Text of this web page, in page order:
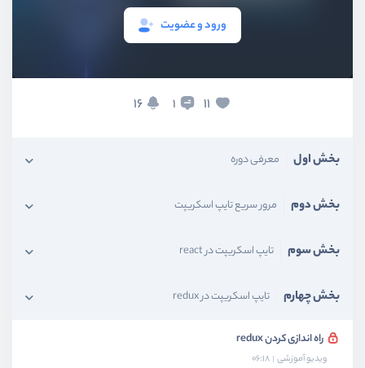
ورود و عضویت
11
1
16
بخش اول معرفی دوره
بخش دوم مرور سریع تایپ اسکریپت
بخش سوم تایپ اسکریپت در react
بخش چهارم تایپ اسکریپت در redux
راه اندازی کردن redux
ویدیو آموزشی 06:18